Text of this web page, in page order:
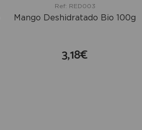
Ref: RED003
Mango Deshidratado Bio 100g
3,18€